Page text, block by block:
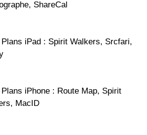
ShareCal
Plans iPad : Spirit Walkers, Srcfari,
Plans iPhone : Route Map, Spirit
MacID